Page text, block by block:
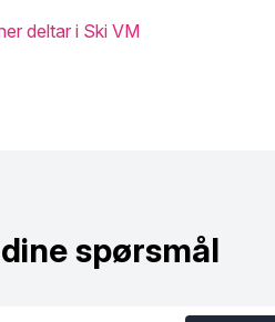
deltar i Ski VM
spørsmål